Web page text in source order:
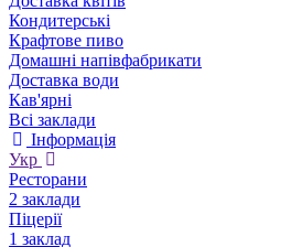
Кондитерські
Крафтове пиво
Домашні напівфабрикати
Доставка води
Кав'ярні
Всі заклади
Інформація
Укр
Ресторани
2 заклади
Піцерії
1 заклад